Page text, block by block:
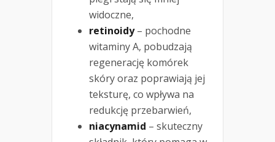
widoczne,
retinoidy– pochodne
witaminy A, pobudzają
regenerację komórek
skóry oraz poprawiają jej
teksturę, co wpływa na
redukcję przebarwień,
niacynamid – skuteczny